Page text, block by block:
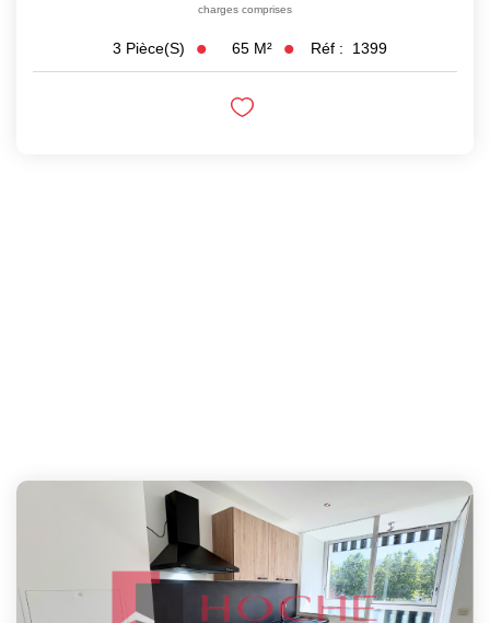
charges comprises
3 Pièce(s) 65 M² Réf : 1399